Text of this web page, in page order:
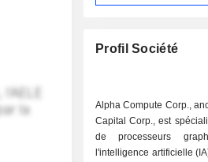
Profil Société
Alpha Compute Corp.,
Capital Corp., est
de processeurs
l'intelligence artificielle